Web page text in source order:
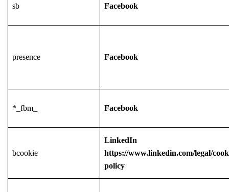
sb Facebook
presence Facebook
*_fbm_ Facebook
bcookie
LinkedIn
https://www.linkedin.com/legal/
policy